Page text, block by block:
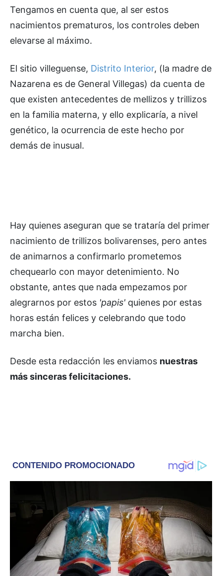
Tengamos en cuenta que, al ser estos
nacimientos prematuros, los controles deben
elevarse al máximo.
El sitio villeguense, Distrito Interior, (la madre de
Nazarena es de General Villegas) da cuenta de
que existen antecedentes de mellizos y trillizos
en la familia materna, y ello explicaría, a nivel
genético, la ocurrencia de este hecho por
demás de inusual.
Hay quienes aseguran que se trataría del primer
nacimiento de trillizos bolivarenses, pero antes
de animarnos a confirmarlo prometemos
chequearlo con mayor detenimiento. No
obstante, antes que nada empezamos por
alegrarnos por estos 'papis' quienes por estas
horas están felices y celebrando que todo
marcha bien.
Desde esta redacción les enviamos nuestras
más sinceras felicitaciones.